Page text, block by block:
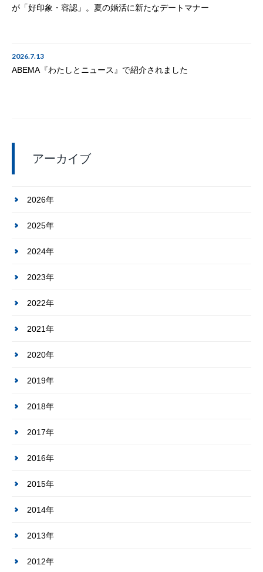
が「好印象・容認」。夏の婚活に新たなデートマナー
2026.7.13
ABEMA『わたしとニュース』で紹介されました
アーカイブ
2026年
2025年
2024年
2023年
2022年
2021年
2020年
2019年
2018年
2017年
2016年
2015年
2014年
2013年
2012年